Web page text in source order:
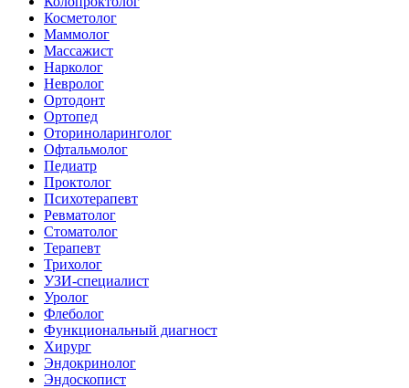
Косметолог
Маммолог
Массажист
Нарколог
Невролог
Ортодонт
Ортопед
Оториноларинголог
Офтальмолог
Педиатр
Проктолог
Психотерапевт
Ревматолог
Стоматолог
Терапевт
Трихолог
УЗИ-специалист
Уролог
Флеболог
Функциональный диагност
Хирург
Эндокринолог
Эндоскопист